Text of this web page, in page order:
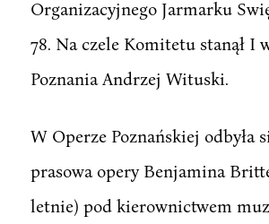
Organizacyjnego Jarmarku
78. Na czele Komitetu stanął I
Poznania Andrzej Wituski.
W Operze Poznańskiej odbyła
prasowa opery Benjamina
letnie) pod kierownictwem